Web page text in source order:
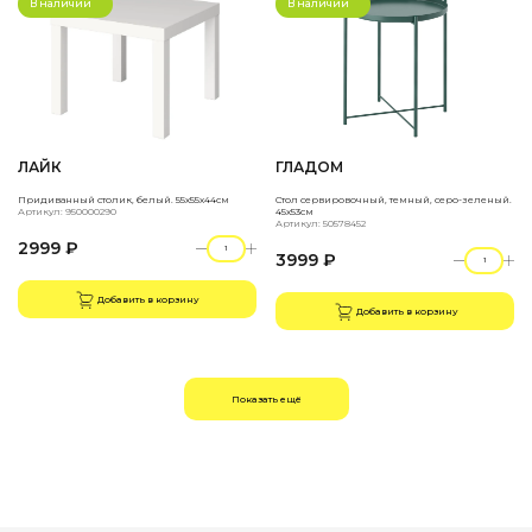
В наличии
ЛАЙК
Придиванный столик, белый. 55х55х44см
Артикул: 950000290
2999 ₽
Добавить в корзину
В наличии
ГЛАДОМ
Стол сервировочный, темный, серо-зеленый.
45x53см
Артикул: 50578452
3999 ₽
Добавить в корзину
Показать ещё